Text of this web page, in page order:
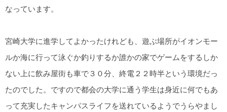
なっています。
宮崎大学に進学してよかったけれども、遊ぶ場所がイオンモー
ルか海に行って泳ぐか釣りするか誰かの家でゲームをするしか
ない上に飲み屋街も車で３０分、終電２２時半という環境だっ
たのでした。ですので都会の大学に通う学生は身近に何でもあ
って充実したキャンパスライフを送れているようでうらやまし